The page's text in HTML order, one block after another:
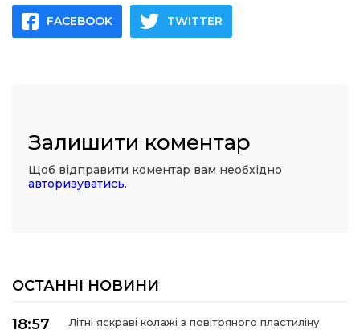
FACEBOOK TWITTER
Залишити коментар
Щоб відправити коментар вам необхідно
авторизуватись.
ОСТАННІ НОВИНИ
18:57
Літні яскраві колажі з повітряного пластиліну